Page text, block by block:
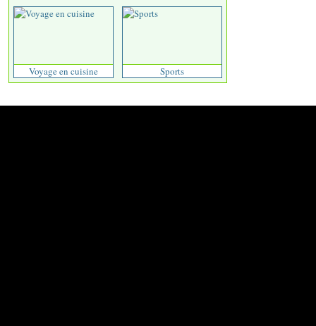
Voyage en cuisine Sports